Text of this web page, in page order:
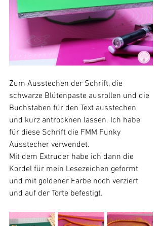
Zum Ausstechen der Schrift, die
schwarze Blütenpaste ausrollen und die
Buchstaben für den Text ausstechen
und kurz antrocknen lassen. Ich habe
für diese Schrift die FMM Funky
Ausstecher verwendet.
Mit dem Extruder habe ich dann die
Kordel für mein Lesezeichen geformt
und mit goldener Farbe noch verziert
und auf der Torte befestigt.